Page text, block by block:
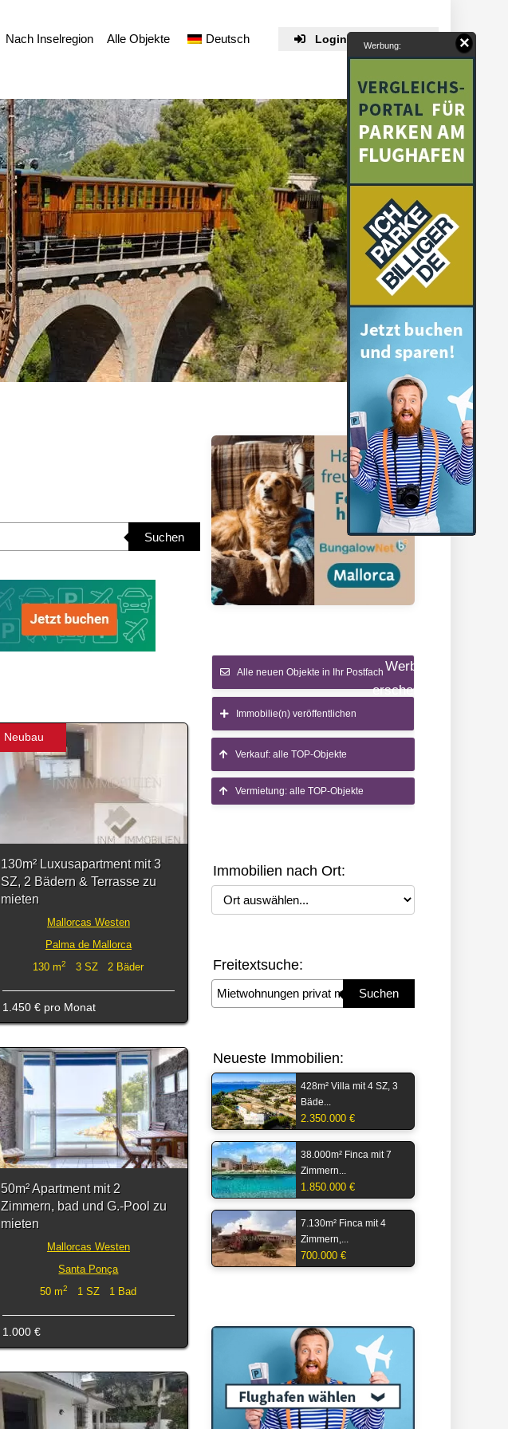
Login / Registrieren
Nach Inselregion Alle Objekte Deutsch
Suchen
Neubau
130m² Luxusapartment mit 3
SZ, 2 Bädern & Terrasse zu
mieten
Mallorcas Westen
Palma de Mallorca
130 m2 3 SZ 2 Bäder
1.450 € pro Monat
50m² Apartment mit 2
Zimmern, bad und G.-Pool zu
mieten
Mallorcas Westen
Santa Ponça
50 m2 1 SZ 1 Bad
1.000 €
Alle neuen Objekte in Ihr Postfach
Immobilie(n) veröffentlichen
Verkauf: alle TOP-Objekte
Vermietung: alle TOP-Objekte
Immobilien nach Ort:
Ort auswählen
Freitextsuche:
Suchbegriff eingeben Suchen
Neueste Immobilien:
428m² Villa mit 4 SZ, 3
Bäde...
2.350.000 €
38.000m² Finca mit 7
Zimmern...
1.850.000 €
7.130m² Finca mit 4
Zimmern,...
700.000 €
Werbung:
Werbung
erscheinen…
×